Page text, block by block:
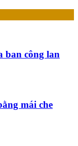
ban công lan
mái che